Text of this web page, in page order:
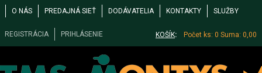
O NÁS PREDAJNÁ SIEŤ DODÁVATELIA KONTAKTY SLUŽBY
REGISTRÁCIA PRIHLÁSENIE KOŠÍK: Počet ks: 0 Suma: 0,00